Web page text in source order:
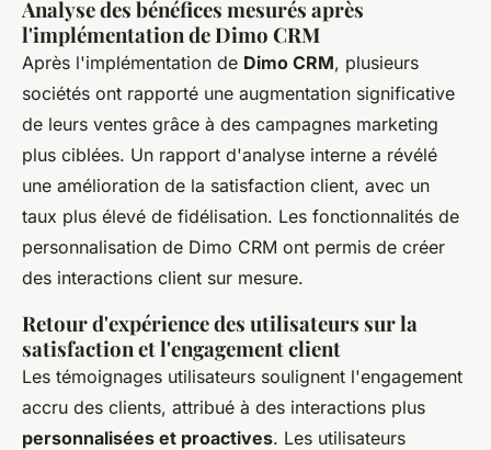
Analyse des bénéfices mesurés après
l'implémentation de Dimo CRM
Après l'implémentation de Dimo CRM, plusieurs
sociétés ont rapporté une augmentation significative
de leurs ventes grâce à des campagnes marketing
plus ciblées. Un rapport d'analyse interne a révélé
une amélioration de la satisfaction client, avec un
taux plus élevé de fidélisation. Les fonctionnalités de
personnalisation de Dimo CRM ont permis de créer
des interactions client sur mesure.
Retour d'expérience des utilisateurs sur la
satisfaction et l'engagement client
Les témoignages utilisateurs soulignent l'engagement
accru des clients, attribué à des interactions plus
personnalisées et proactives. Les utilisateurs